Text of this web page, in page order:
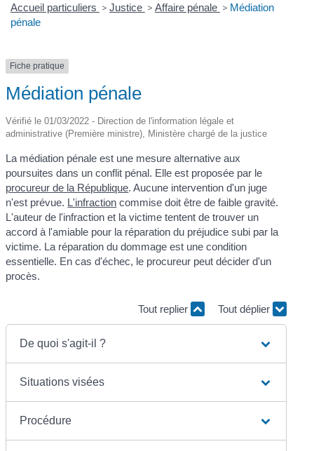
Accueil particuliers > Justice > Affaire pénale > Médiation
pénale
Fiche pratique
Médiation pénale
Vérifié le 01/03/2022 - Direction de l'information légale et
administrative (Première ministre), Ministère chargé de la justice
La médiation pénale est une mesure alternative aux
poursuites dans un conflit pénal. Elle est proposée par le
procureur de la République. Aucune intervention d'un juge
n'est prévue. L'infraction commise doit être de faible gravité.
L'auteur de l'infraction et la victime tentent de trouver un
accord à l'amiable pour la réparation du préjudice subi par la
victime. La réparation du dommage est une condition
essentielle. En cas d'échec, le procureur peut décider d'un
procès.
Tout replier Tout déplier
De quoi s'agit-il ?
Situations visées
Procédure